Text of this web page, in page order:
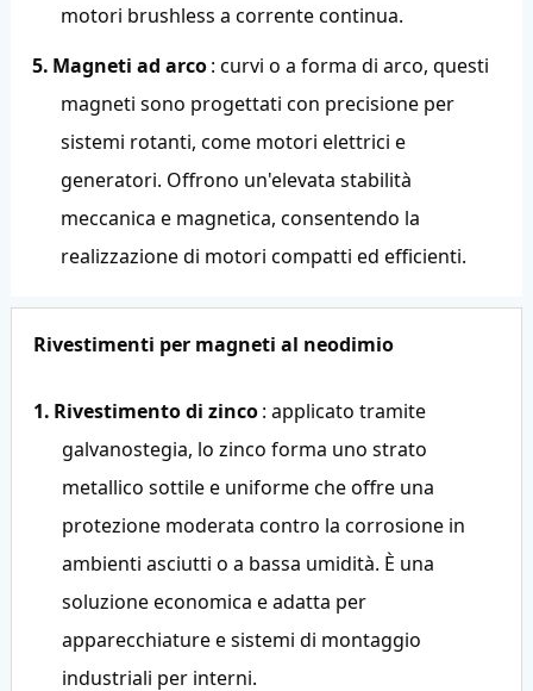
motori brushless a corrente continua.
5. Magneti ad arco: curvi o a forma di arco, questi
magneti sono progettati con precisione per
sistemi rotanti, come motori elettrici e
generatori. Offrono un'elevata stabilità
meccanica e magnetica, consentendo la
realizzazione di motori compatti ed efficienti.
Rivestimenti per magneti al neodimio
1. Rivestimento di zinco: applicato tramite
galvanostegia, lo zinco forma uno strato
metallico sottile e uniforme che offre una
protezione moderata contro la corrosione in
ambienti asciutti o a bassa umidità. È una
soluzione economica e adatta per
apparecchiature e sistemi di montaggio
industriali per interni.